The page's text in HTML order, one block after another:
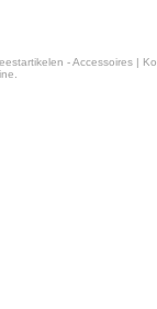
- Accessoires |